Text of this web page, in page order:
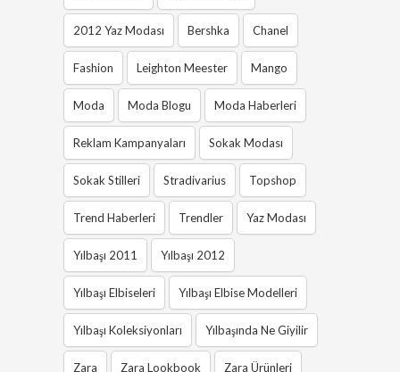
2012 Yaz Modası Bershka Chanel
Fashion Leighton Meester Mango
Moda Moda Blogu Moda Haberleri
Reklam Kampanyaları Sokak Modası
Sokak Stilleri Stradivarius Topshop
Trend Haberleri Trendler Yaz Modası
Yılbaşı 2011 Yılbaşı 2012
Yılbaşı Elbiseleri Yılbaşı Elbise Modelleri
Yılbaşı Koleksiyonları Yılbaşında Ne Giyilir
Zara Zara Lookbook Zara Ürünleri